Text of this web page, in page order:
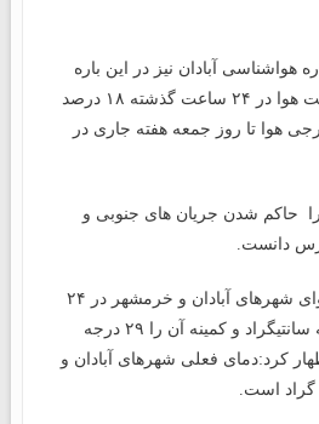
هواشناسی آبادان نیز در این باره
گفت:کمترین میزان رطوبت هوا در ۲۴ ساعت گذشته ۱۸ درصد
هوا تا روز جمعه هفته جاری در
حاکم شدن جریان های جنوبی و
دانست.
ابراهیمیان بیشینه دمای هوای شهرهای آبادان و خرمشهر در ۲۴
ساعت گذشته را ۴۵ درجه سانتیگراد و کمینه آن را ۲۹ درجه
کرد:دمای فعلی شهرهای آبادان و